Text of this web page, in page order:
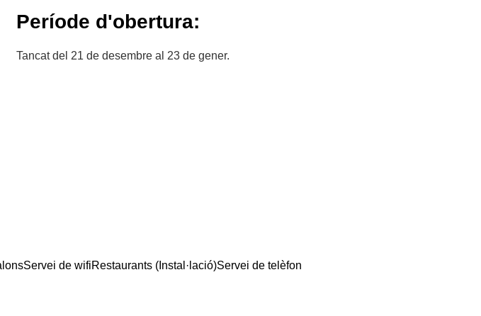
Període d'obertura:
Tancat del 21 de desembre al 23 de gener.
Servei de wifiRestaurants (Instal·lació)Servei de telèfon